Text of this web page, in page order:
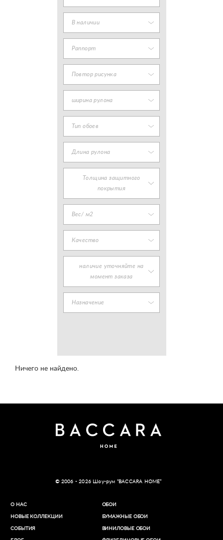
В наличии
Раппорт
Повтор рисунка
ширина рулона
Тип обоев
Длина рулона
Толщина защитного
покрытия
Вес/ м2
Качество
наличие уточняйте на
момент заказа
Назначение
Ничего не найдено.
© 2006 - 2026 Шоу-рум “BACCARA HOME”
О НАС
НОВЫЕ КОЛЛЕКЦИИ
СОБЫТИЯ
ОБОИ
БУМАЖНЫЕ ОБОИ
ВИНИЛОВЫЕ ОБОИ​